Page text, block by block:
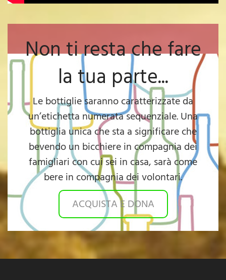
Non ti resta che fare
la tua parte...
Le bottiglie saranno caratterizzate da
un’etichetta numerata sequenziale. Una
bottiglia unica che sta a significare che
bevendo un bicchiere in compagnia dei
famigliari con cui sei in casa, sarà come
bere in compagnia dei volontari.
ACQUISTA E DONA